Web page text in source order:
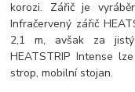
korozi. Zářič je
Infračervený zářič
2,1 m, avšak za
HEATSTRIP Intense
strop, mobilní stojan.